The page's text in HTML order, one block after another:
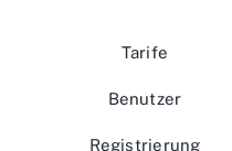
Tarife
Benutzer
Registrierung